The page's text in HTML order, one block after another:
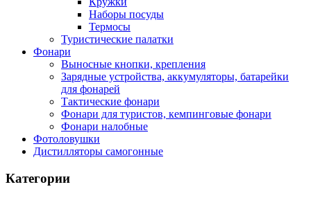
Наборы посуды
Термосы
Туристические палатки
Фонари
Выносные кнопки, крепления
Зарядные устройства, аккумуляторы, батарейки
для фонарей
Тактические фонари
Фонари для туристов, кемпинговые фонари
Фонари налобные
Фотоловушки
Дистилляторы самогонные
Категории